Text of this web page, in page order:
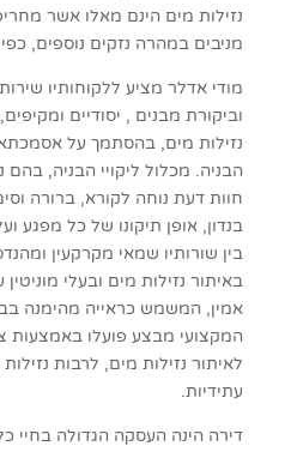
נזילות מים הינם מאלו אשר
מניבים במהרה נזקים נוספים,
מודי אדלר מציע ללקוחותיו
וביקורת מבנים , יסודיים
נזילות מים, בהסתמך על
הבניה. מכלול ליקויי הבניה, בהם
חוות דעת נוחה לקורא, ברורה
בנדון, אופן תיקונו של כל מפגע
בין שורותיו שמאי מקרקעין
באיתור נזילות מים ובעלי
אמין, המשמש כראייה מהימנה
המקצועי מבצע פועלו באמצעות
לאיתור נזילות מים, לרבות
עתידיות.
דירה הינה העסקה הגדולה בחיי